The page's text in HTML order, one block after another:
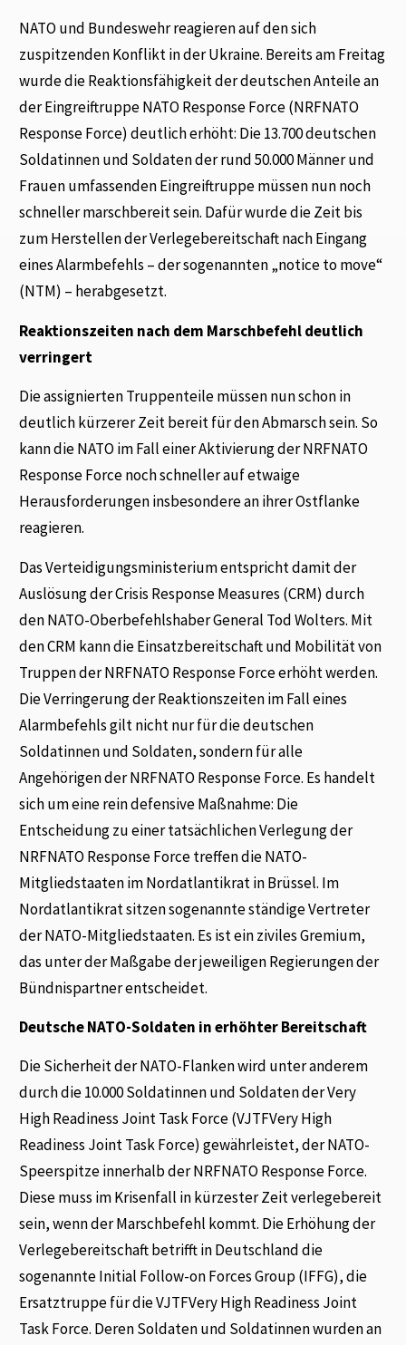
NATO und Bundeswehr reagieren auf den sich
zuspitzenden Konflikt in der Ukraine. Bereits am Freitag
wurde die Reaktionsfähigkeit der deutschen Anteile an
der Eingreiftruppe NATO Response Force (NRFNATO
Response Force) deutlich erhöht: Die 13.700 deutschen
Soldatinnen und Soldaten der rund 50.000 Männer und
Frauen umfassenden Eingreiftruppe müssen nun noch
schneller marschbereit sein. Dafür wurde die Zeit bis
zum Herstellen der Verlegebereitschaft nach Eingang
eines Alarmbefehls – der sogenannten „notice to move“
(NTM) – herabgesetzt.
Reaktionszeiten nach dem Marschbefehl deutlich
verringert
Die assignierten Truppenteile müssen nun schon in
deutlich kürzerer Zeit bereit für den Abmarsch sein. So
kann die NATO im Fall einer Aktivierung der NRFNATO
Response Force noch schneller auf etwaige
Herausforderungen insbesondere an ihrer Ostflanke
reagieren.
Das Verteidigungsministerium entspricht damit der
Auslösung der Crisis Response Measures (CRM) durch
den NATO-Oberbefehlshaber General Tod Wolters. Mit
den CRM kann die Einsatzbereitschaft und Mobilität von
Truppen der NRFNATO Response Force erhöht werden.
Die Verringerung der Reaktionszeiten im Fall eines
Alarmbefehls gilt nicht nur für die deutschen
Soldatinnen und Soldaten, sondern für alle
Angehörigen der NRFNATO Response Force. Es handelt
sich um eine rein defensive Maßnahme: Die
Entscheidung zu einer tatsächlichen Verlegung der
NRFNATO Response Force treffen die NATO-
Mitgliedstaaten im Nordatlantikrat in Brüssel. Im
Nordatlantikrat sitzen sogenannte ständige Vertreter
der NATO-Mitgliedstaaten. Es ist ein ziviles Gremium,
das unter der Maßgabe der jeweiligen Regierungen der
Bündnispartner entscheidet.
Deutsche NATO-Soldaten in erhöhter Bereitschaft
Die Sicherheit der NATO-Flanken wird unter anderem
durch die 10.000 Soldatinnen und Soldaten der Very
High Readiness Joint Task Force (VJTFVery High
Readiness Joint Task Force) gewährleistet, der NATO-
Speerspitze innerhalb der NRFNATO Response Force.
Diese muss im Krisenfall in kürzester Zeit verlegebereit
sein, wenn der Marschbefehl kommt. Die Erhöhung der
Verlegebereitschaft betrifft in Deutschland die
sogenannte Initial Follow-on Forces Group (IFFG), die
Ersatztruppe für die VJTFVery High Readiness Joint
Task Force. Deren Soldaten und Soldatinnen wurden an